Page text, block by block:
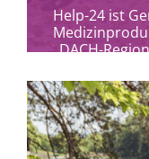
Help-24 ist
DACH-